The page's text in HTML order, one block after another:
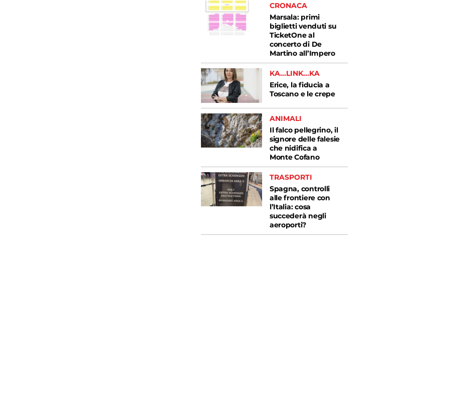
CRONACA
Marsala: primi
biglietti venduti su
TicketOne al
concerto di De
Martino all’Impero
KA...LINK...KA
Erice, la fiducia a
Toscano e le crepe
ANIMALI
Il falco pellegrino, il
signore delle falesie
che nidifica a
Monte Cofano
TRASPORTI
Spagna, controlli
alle frontiere con
l’Italia: cosa
succederà negli
aeroporti?